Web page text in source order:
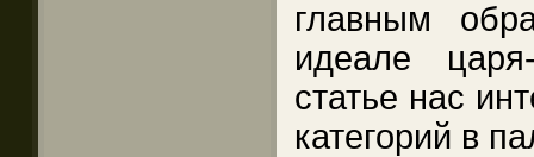
главным
идеале
статье нас
категорий в